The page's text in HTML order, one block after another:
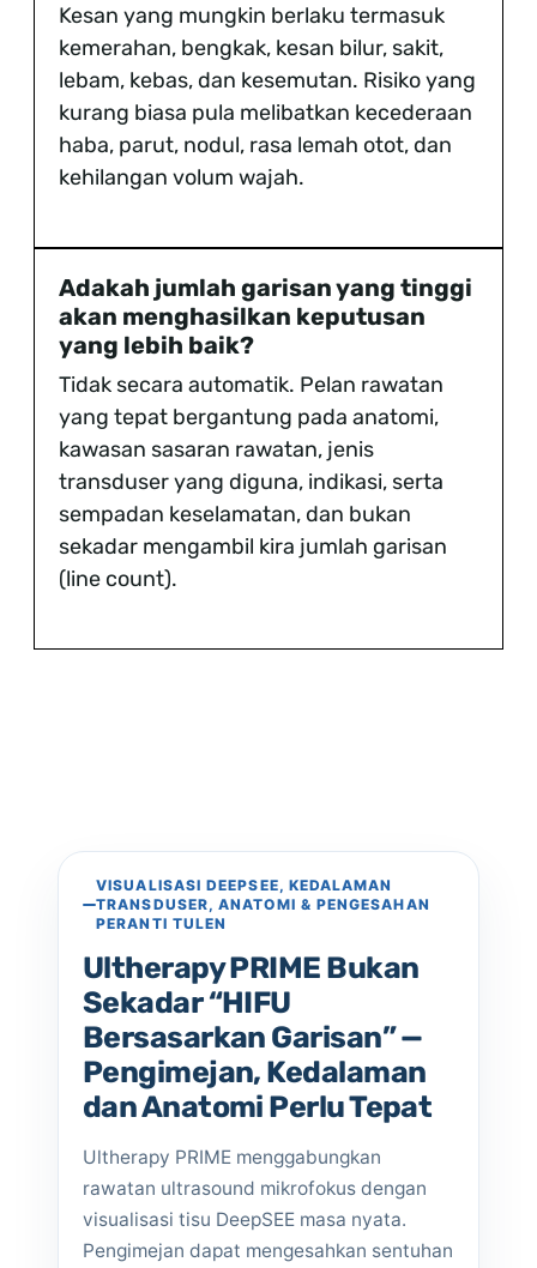
Kesan yang mungkin berlaku termasuk
kemerahan, bengkak, kesan bilur, sakit,
lebam, kebas, dan kesemutan. Risiko yang
kurang biasa pula melibatkan kecederaan
haba, parut, nodul, rasa lemah otot, dan
kehilangan volum wajah.
Adakah jumlah garisan yang tinggi
akan menghasilkan keputusan
yang lebih baik?
Tidak secara automatik. Pelan rawatan
yang tepat bergantung pada anatomi,
kawasan sasaran rawatan, jenis
transduser yang diguna, indikasi, serta
sempadan keselamatan, dan bukan
sekadar mengambil kira jumlah garisan
(line count).
VISUALISASI DEEPSEE, KEDALAMAN
TRANSDUSER, ANATOMI & PENGESAHAN
PERANTI TULEN
Ultherapy PRIME Bukan
Sekadar “HIFU
Bersasarkan Garisan” —
Pengimejan, Kedalaman
dan Anatomi Perlu Tepat
Ultherapy PRIME menggabungkan
rawatan ultrasound mikrofokus dengan
visualisasi tisu DeepSEE masa nyata.
Pengimejan dapat mengesahkan sentuhan